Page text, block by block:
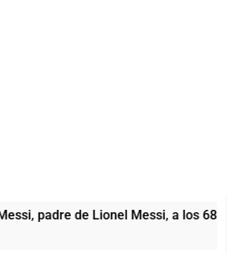
padre de Lionel Messi, a los 68